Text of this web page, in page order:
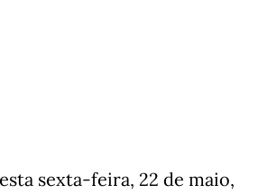
sexta-feira, 22 de maio,